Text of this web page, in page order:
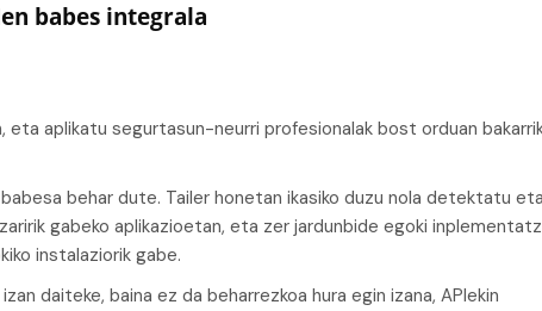
babes integrala
eta aplikatu segurtasun-neurri profesionalak bost orduan
behar dute. Tailer honetan ikasiko duzu nola detektatu eta
gabeko aplikazioetan, eta zer jardunbide egoki
instalaziorik gabe.
daiteke, baina ez da beharrezkoa hura egin izana, APIekin